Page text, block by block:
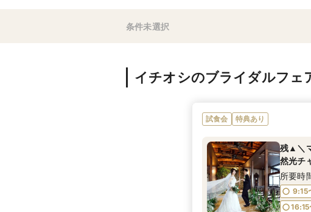
条件未選択
イチオシのブライダルフェ
試食会 特典あり
残▲＼
然光チ
所要時
9:15
16:15